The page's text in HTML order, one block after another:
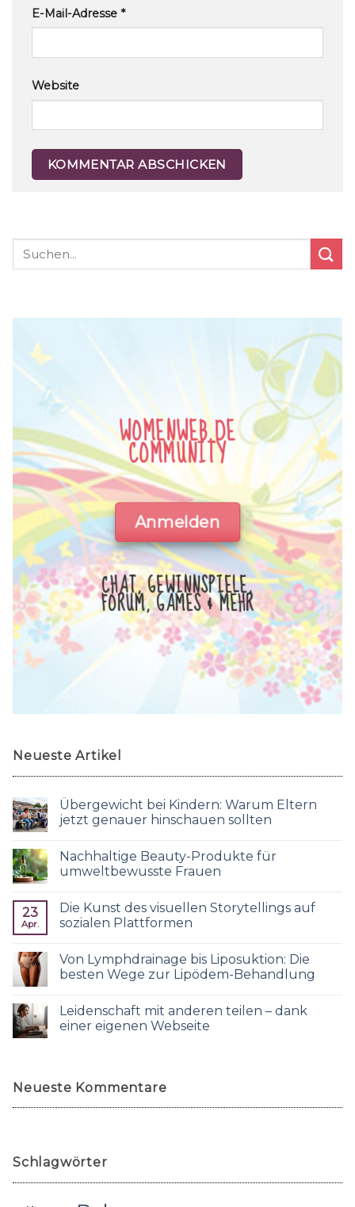
E-Mail-Adresse *
Website
WOMENWEB.DE
COMMUNITY
Anmelden
CHAT, GEWINNSPIELE,
FORUM, GAMES & MEHR
Neueste Artikel
Übergewicht bei Kindern: Warum Eltern
jetzt genauer hinschauen sollten
Nachhaltige Beauty-Produkte für
umweltbewusste Frauen
23
Apr.
Die Kunst des visuellen Storytellings auf
sozialen Plattformen
Von Lymphdrainage bis Liposuktion: Die
besten Wege zur Lipödem-Behandlung
Leidenschaft mit anderen teilen – dank
einer eigenen Webseite
Neueste Kommentare
Schlagwörter